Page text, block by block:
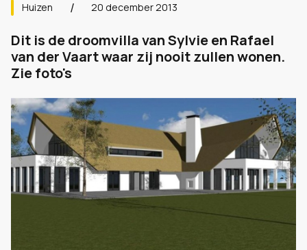
Huizen 20 december 2013
Dit is de droomvilla van Sylvie en Rafael
van der Vaart waar zij nooit zullen wonen.
Zie foto's